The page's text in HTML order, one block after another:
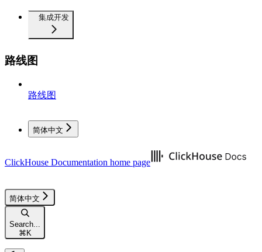
集成开发
路线图
路线图
简体中文
ClickHouse Documentation home page
简体中文
Search...
⌘ K